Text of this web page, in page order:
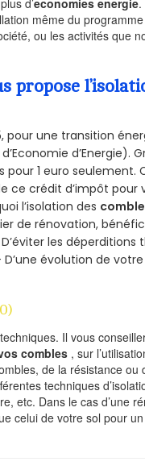
d’economies energie
même du
ou les activités que
propose
pour une transition
d’Energie).
pour 1 euro
ce crédit d’impôt pour
l’isolation des
de rénovation,
les déperditions
évolution de
Il vous
combles , sur
de la résistance ou
techniques
etc. Dans le cas d’une
celui de votre sol pour